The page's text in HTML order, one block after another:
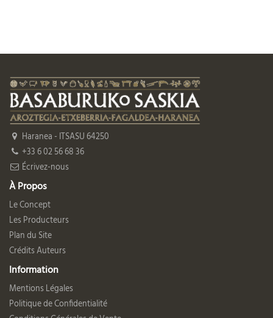
Haranea - ITSASU 64250
+33 6 02 56 68 36
Écrivez-nous
À Propos
Le Concept
Les Producteurs
Plan du Site
Crédits Auteurs
Information
Mentions Légales
Politique de Confidentialité